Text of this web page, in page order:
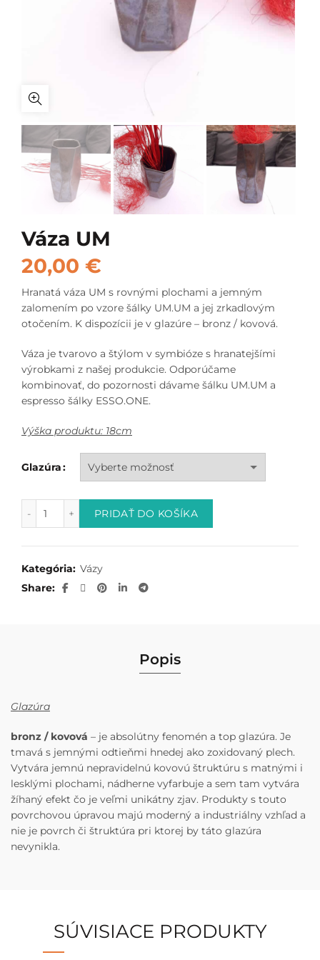
Váza UM
20,00 €
Hranatá váza UM s rovnými plochami a jemným
zalomením po vzore šálky UM.UM a jej zrkadlovým
otočením. K dispozícii je v glazúre – bronz / kovová.
Váza je tvarovo a štýlom v symbióze s hranatejšími
výrobkami z našej produkcie. Odporúčame
kombinovať, do pozornosti dávame šálku UM.UM a
espresso šálky ESSO.ONE.
Výška produktu: 18cm
Glazúra
množstvo Váza UM
PRIDAŤ DO KOŠÍKA
Kategória: Vázy
Share
Popis
Glazúra
bronz / kovová – je absolútny fenomén a top glazúra. Je
tmavá s jemnými odtieňmi hnedej ako zoxidovaný plech.
Vytvára jemnú nepravidelnú kovovú štruktúru s matnými i
lesklými plochami, nádherne vyfarbuje a sem tam vytvára
žíhaný efekt čo je veľmi unikátny zjav. Produkty s touto
povrchovou úpravou majú moderný a industriálny vzhľad a
nie je povrch či štruktúra pri ktorej by táto glazúra
nevynikla.
SÚVISIACE PRODUKTY